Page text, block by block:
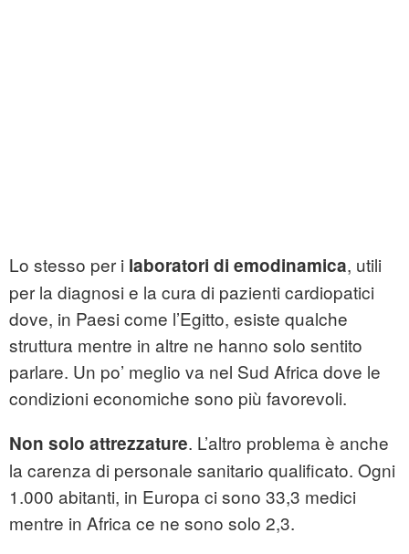
Lo stesso per i laboratori di emodinamica, utili
per la diagnosi e la cura di pazienti cardiopatici
dove, in Paesi come l’Egitto, esiste qualche
struttura mentre in altre ne hanno solo sentito
parlare. Un po’ meglio va nel Sud Africa dove le
condizioni economiche sono più favorevoli.
Non solo attrezzature. L’altro problema è anche
la carenza di personale sanitario qualificato. Ogni
1.000 abitanti, in Europa ci sono 33,3 medici
mentre in Africa ce ne sono solo 2,3.